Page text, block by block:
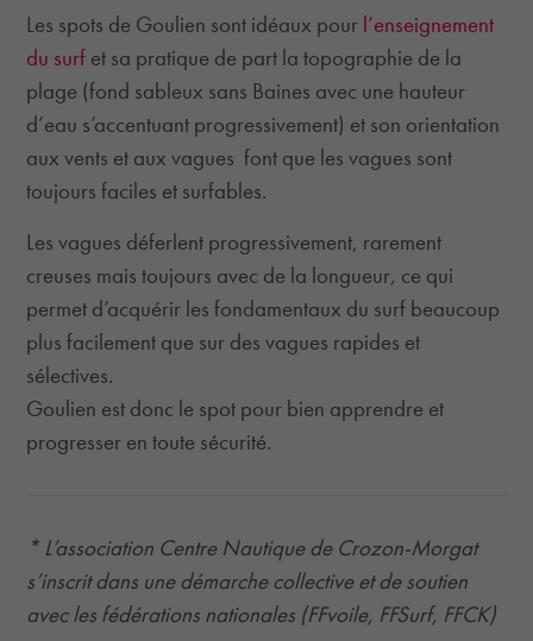
Les spots de Goulien sont idéaux pour l’enseignement
du surf et sa pratique de part la topographie de la
plage (fond sableux sans Baines avec une hauteur
d’eau s’accentuant progressivement) et son orientation
aux vents et aux vagues font que les vagues sont
toujours faciles et surfables.
Les vagues déferlent progressivement, rarement
creuses mais toujours avec de la longueur, ce qui
permet d’acquérir les fondamentaux du surf beaucoup
plus facilement que sur des vagues rapides et
sélectives.
Goulien est donc le spot pour bien apprendre et
progresser en toute sécurité.
* L’association Centre Nautique de Crozon-Morgat
s’inscrit dans une démarche collective et de soutien
avec les fédérations nationales (FFvoile, FFSurf, FFCK)